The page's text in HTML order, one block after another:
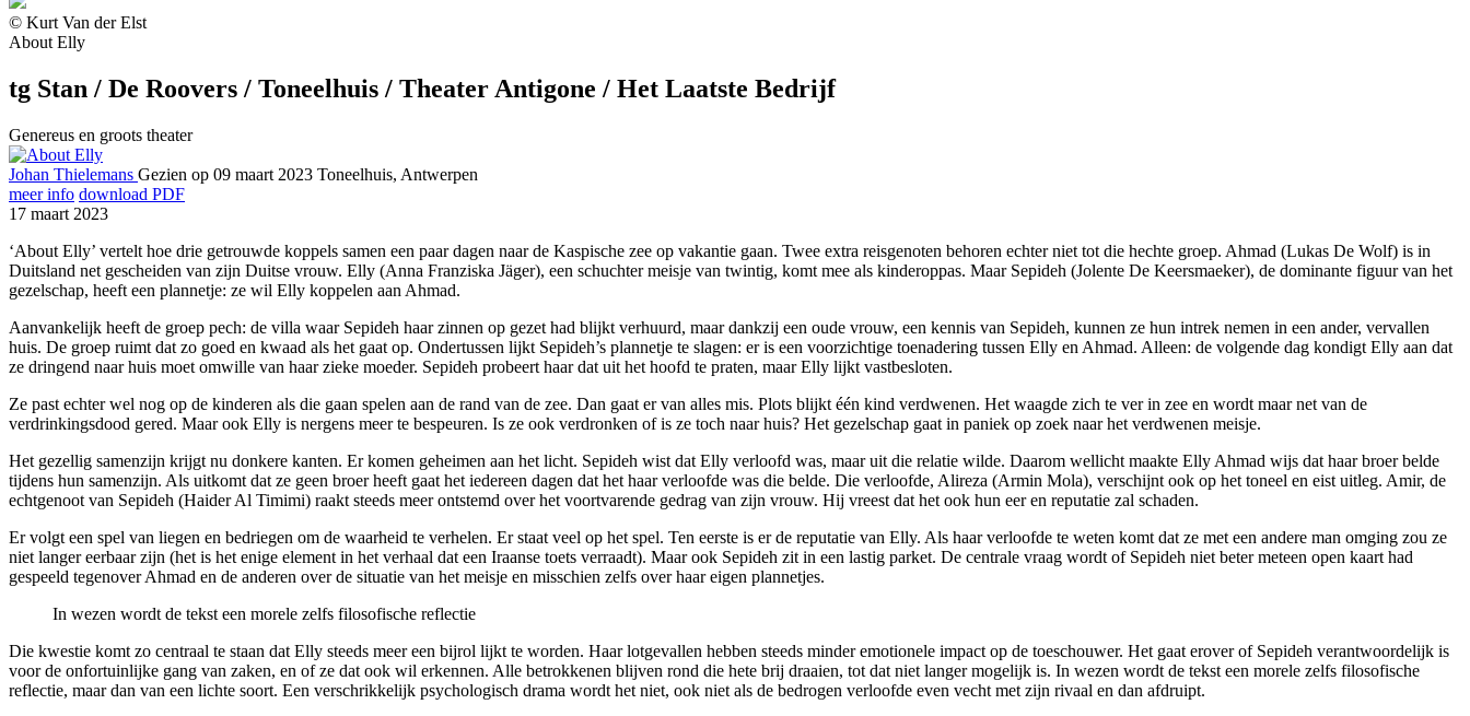
© Kurt Van der Elst
About Elly
tg Stan / De Roovers / Toneelhuis / Theater Antigone / Het Laatste Bedrijf
Genereus en groots theater
Johan Thielemans Gezien op 09 maart 2023 Toneelhuis, Antwerpen
meer info download PDF
17 maart 2023
‘About Elly’ vertelt hoe drie getrouwde koppels samen een paar dagen naar de Kaspische zee op vakantie gaan. Twee extra reisgenoten behoren echter niet tot die hechte groep. Ahmad (Lukas De Wolf) is in
Duitsland net gescheiden van zijn Duitse vrouw. Elly (Anna Franziska Jäger), een schuchter meisje van twintig, komt mee als kinderoppas. Maar Sepideh (Jolente De Keersmaeker), de dominante figuur van het
gezelschap, heeft een plannetje: ze wil Elly koppelen aan Ahmad.
Aanvankelijk heeft de groep pech: de villa waar Sepideh haar zinnen op gezet had blijkt verhuurd, maar dankzij een oude vrouw, een kennis van Sepideh, kunnen ze hun intrek nemen in een ander, vervallen
huis. De groep ruimt dat zo goed en kwaad als het gaat op. Ondertussen lijkt Sepideh’s plannetje te slagen: er is een voorzichtige toenadering tussen Elly en Ahmad. Alleen: de volgende dag kondigt Elly aan dat
ze dringend naar huis moet omwille van haar zieke moeder. Sepideh probeert haar dat uit het hoofd te praten, maar Elly lijkt vastbesloten.
Ze past echter wel nog op de kinderen als die gaan spelen aan de rand van de zee. Dan gaat er van alles mis. Plots blijkt één kind verdwenen. Het waagde zich te ver in zee en wordt maar net van de
verdrinkingsdood gered. Maar ook Elly is nergens meer te bespeuren. Is ze ook verdronken of is ze toch naar huis? Het gezelschap gaat in paniek op zoek naar het verdwenen meisje.
Het gezellig samenzijn krijgt nu donkere kanten. Er komen geheimen aan het licht. Sepideh wist dat Elly verloofd was, maar uit die relatie wilde. Daarom wellicht maakte Elly Ahmad wijs dat haar broer belde
tijdens hun samenzijn. Als uitkomt dat ze geen broer heeft gaat het iedereen dagen dat het haar verloofde was die belde. Die verloofde, Alireza (Armin Mola), verschijnt ook op het toneel en eist uitleg. Amir, de
echtgenoot van Sepideh (Haider Al Timimi) raakt steeds meer ontstemd over het voortvarende gedrag van zijn vrouw. Hij vreest dat het ook hun eer en reputatie zal schaden.
Er volgt een spel van liegen en bedriegen om de waarheid te verhelen. Er staat veel op het spel. Ten eerste is er de reputatie van Elly. Als haar verloofde te weten komt dat ze met een andere man omging zou ze
niet langer eerbaar zijn (het is het enige element in het verhaal dat een Iraanse toets verraadt). Maar ook Sepideh zit in een lastig parket. De centrale vraag wordt of Sepideh niet beter meteen open kaart had
gespeeld tegenover Ahmad en de anderen over de situatie van het meisje en misschien zelfs over haar eigen plannetjes.
In wezen wordt de tekst een morele zelfs filosofische reflectie
Die kwestie komt zo centraal te staan dat Elly steeds meer een bijrol lijkt te worden. Haar lotgevallen hebben steeds minder emotionele impact op de toeschouwer. Het gaat erover of Sepideh verantwoordelijk is
voor de onfortuinlijke gang van zaken, en of ze dat ook wil erkennen. Alle betrokkenen blijven rond die hete brij draaien, tot dat niet langer mogelijk is. In wezen wordt de tekst een morele zelfs filosofische
reflectie, maar dan van een lichte soort. Een verschrikkelijk psychologisch drama wordt het niet, ook niet als de bedrogen verloofde even vecht met zijn rivaal en dan afdruipt.